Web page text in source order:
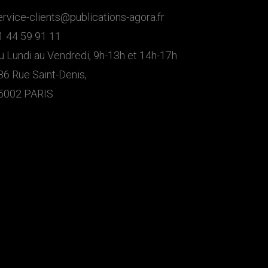
clients@publications-agora.fr
44 59 91 11
Lundi au Vendredi, 9h-13h et 14h-17h
Rue Saint-Denis,
PARIS